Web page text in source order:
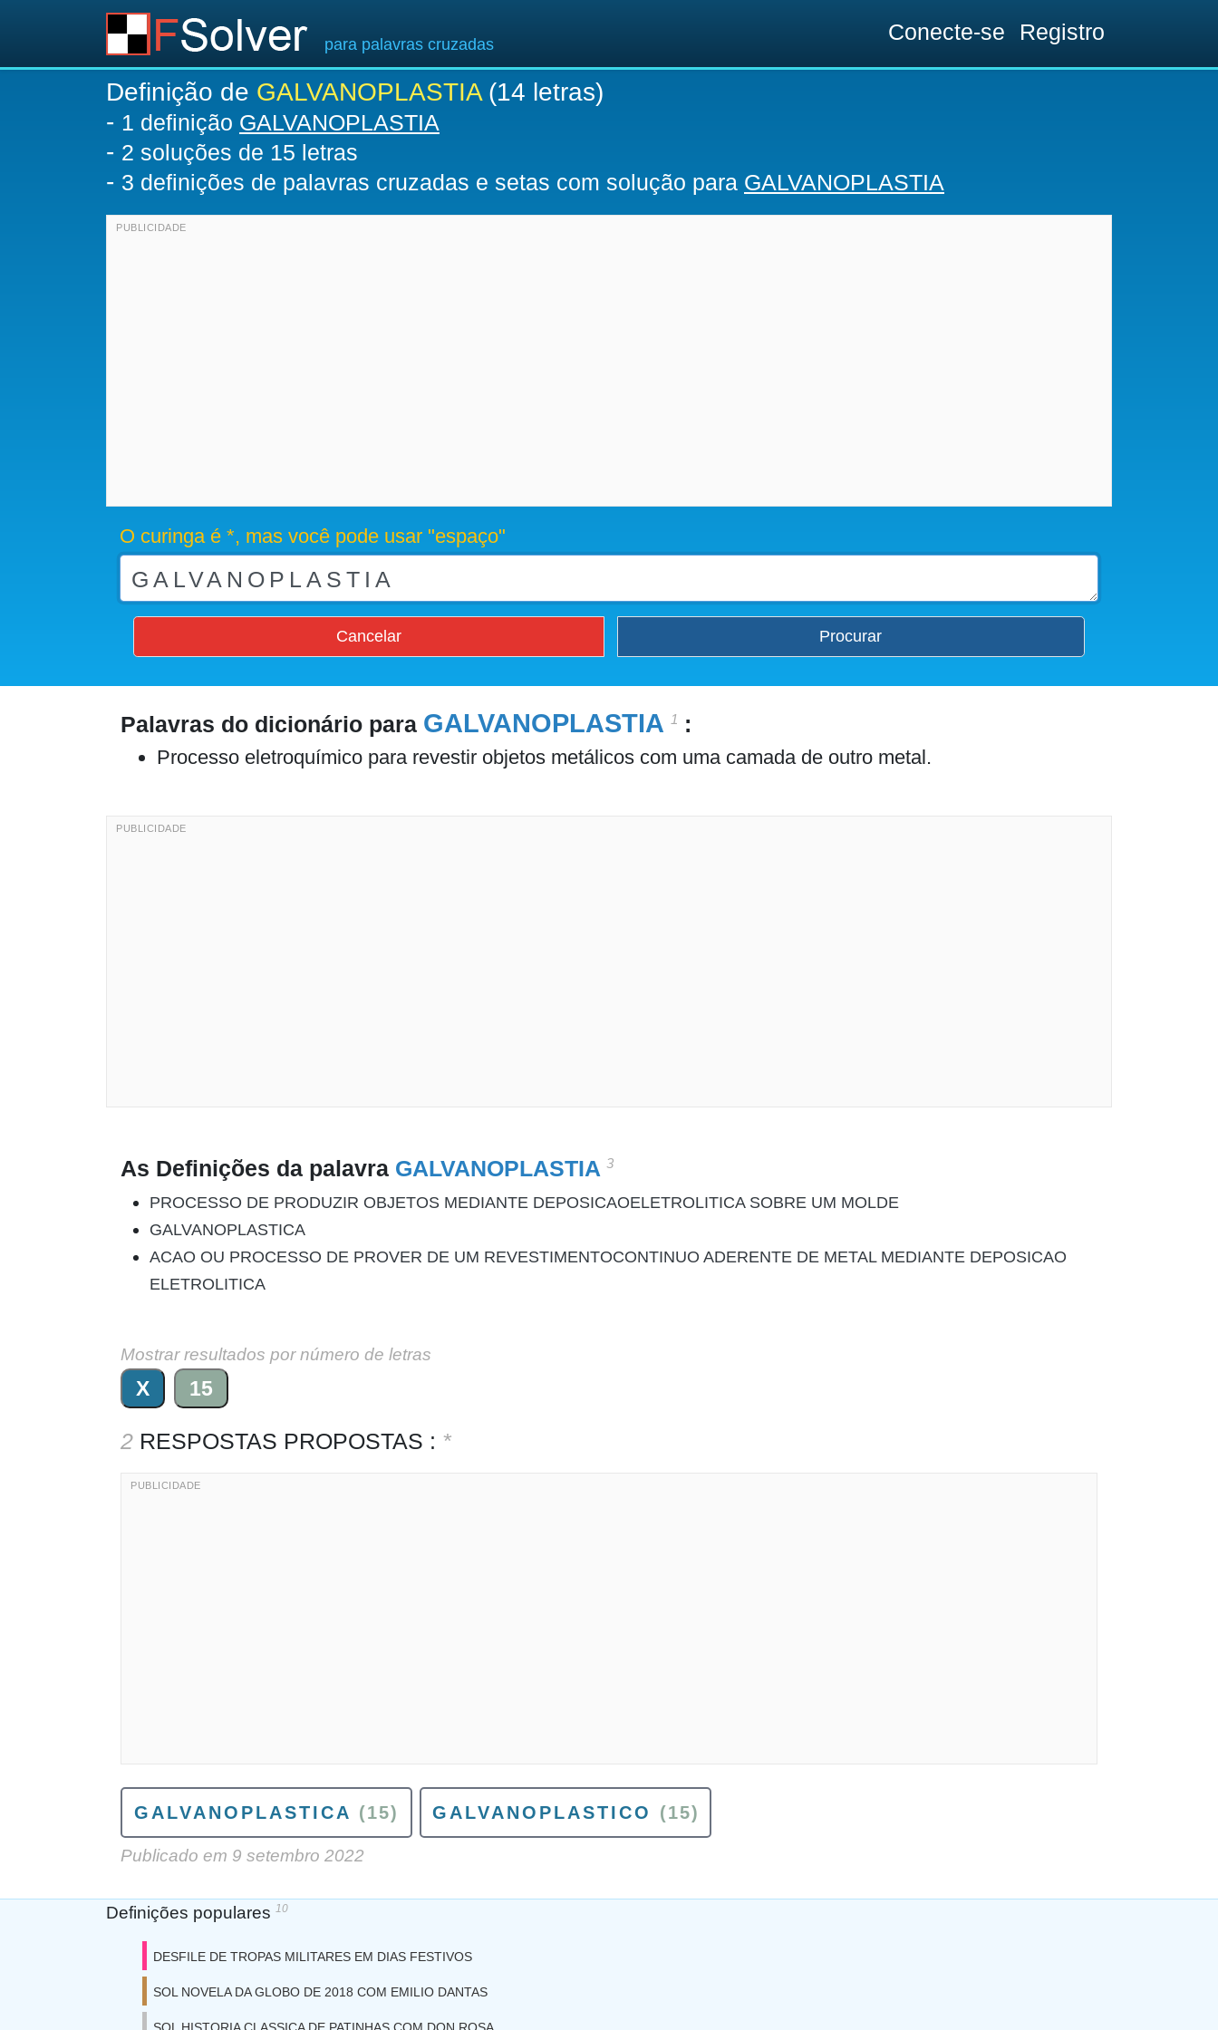
para palavras cruzadas Conecte-se Registro
Definição de GALVANOPLASTIA(14 letras)
- 1 definição GALVANOPLASTIA
- 2 soluções de 15 letras
- 3 definições de palavras cruzadas e setas com solução para GALVANOPLASTIA
O curinga é *, mas você pode usar "espaço"
Cancelar Procurar
Palavras do dicionário para GALVANOPLASTIA 1 :
Processo eletroquímico para revestir objetos metálicos com uma camada de outro metal.
As Definições da palavra GALVANOPLASTIA 3
PROCESSO DE PRODUZIR OBJETOS MEDIANTE DEPOSICAOELETROLITICA SOBRE UM MOLDE
GALVANOPLASTICA
ACAO OU PROCESSO DE PROVER DE UM REVESTIMENTOCONTINUO ADERENTE DE METAL MEDIANTE DEPOSICAO
ELETROLITICA
Mostrar resultados por número de letras
X 15
2 RESPOSTAS PROPOSTAS : *
GALVANOPLASTICA (15) GALVANOPLASTICO (15)
Publicado em 9 setembro 2022
Definições populares 10
DESFILE DE TROPAS MILITARES EM DIAS FESTIVOS
SOL NOVELA DA GLOBO DE 2018 COM EMILIO DANTAS